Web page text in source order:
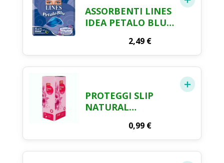
ASSORBENTI LINES
IDEA PETALO BLU
2,49 €
PROTEGGI SLIP
NATURAL
TRASPIRANTE
DISTESI CRAI X 20
0,99 €